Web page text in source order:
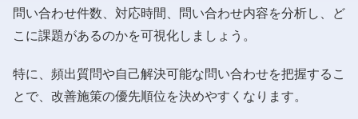
問い合わせ件数、対応時間、問い合わせ内容を分析し、ど
こに課題があるのかを可視化しましょう。
特に、頻出質問や自己解決可能な問い合わせを把握するこ
とで、改善施策の優先順位を決めやすくなります。